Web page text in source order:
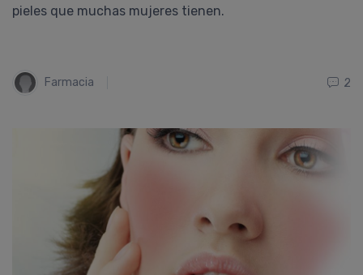
pieles que muchas mujeres tienen.
Farmacia 2